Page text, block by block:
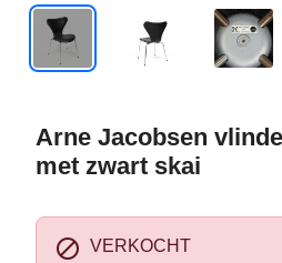
Arne Jacobsen
met zwart skai
 VERKOCHT